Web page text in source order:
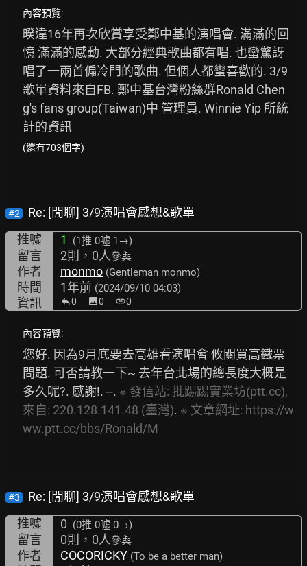
內容預覽:
暌違16年再次欣賞享受鄭中基的演唱會. 滿滿的回
憶 滿滿的感動. 大部分經典歌曲都有唱. 也蠻驚訝
唱了一兩首偏冷門的歌曲. 但個人都蠻喜歡的. 3/9
歌單資料來自FB. 鄭中基台灣粉絲群Ronald Chen
g's fans group(Taiwan)中 管理員. Winnie Yip 所統
計的資訊
(還有703個字)
#2
Re: [閒聊] 3/9演唱會感想&歌單
推噓
1 (1推 0噓 1→)
留言 2則，0人參與
作者 monmo (Gentleman monmo)
時間 1年前 (2024/09/10 04:03)
資訊 0 image0 link0
內容預覽:
您好. 因為9月底要去高雄看演唱會 攸關買高鐵票
問題. 可否請教一下~ 去年台北場的總長度大概是
多久呢?. 感謝!. --. ※ 發信站: 批踢踢實業坊(ptt.cc),
來自: 220.128.141.48 (臺灣). ※ 文章網址: https://w
ww.ptt.cc/bbs/Ronald/M
#3
Re: [閒聊] 3/9演唱會感想&歌單
推噓
0 (0推 0噓 0→)
留言 0則，0人參與
作者 COCORICKY (To be a better man)